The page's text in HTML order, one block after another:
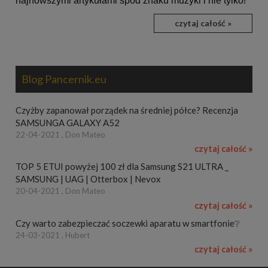
czytaj całość »
Blog Pancernik.eu
Czyżby zapanował porządek na średniej półce? Recenzja
SAMSUNGA GALAXY A52
22-04-2021 , Don Mateo
czytaj całość »
TOP 5 ETUI powyżej 100 zł dla Samsung S21 ULTRA _
SAMSUNG | UAG | Otterbox | Nevox
20-04-2021 , Don Mateo
czytaj całość »
Czy warto zabezpieczać soczewki aparatu w smartfonie❔
24-03-2021 , Hubert
czytaj całość »